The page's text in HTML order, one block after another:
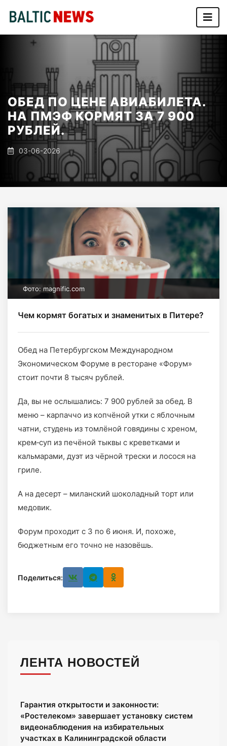
ОБЕД ПО ЦЕНЕ АВИАБИЛЕТА.
НА ПМЭФ КОРМЯТ ЗА 7 900
РУБЛЕЙ.
03-06-2026
Фото: magnific.com
Чем кормят богатых и знаменитых в Питере?
Обед на Петербургском Международном
Экономическом Форуме в ресторане «Форум»
стоит почти 8 тысяч рублей.
Да, вы не ослышались: 7 900 рублей за обед. В
меню – карпаччо из копчёной утки с яблочным
чатни, студень из томлёной говядины с хреном,
крем‑суп из печёной тыквы с креветками и
кальмарами, дуэт из чёрной трески и лосося на
гриле.
А на десерт – миланский шоколадный торт или
медовик.
Форум проходит с 3 по 6 июня. И, похоже,
бюджетным его точно не назовёшь.
Поделиться:
ЛЕНТА НОВОСТЕЙ
Гарантия открытости и законности:
«Ростелеком» завершает установку систем
видеонаблюдения на избирательных
участках в Калининградской области